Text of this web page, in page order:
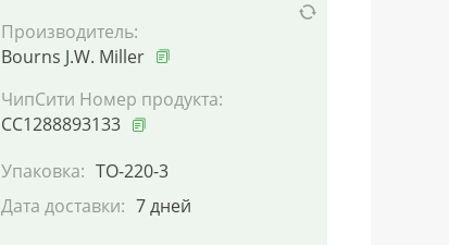
Производитель:
Bourns J.W. Miller
ЧипСити Номер продукта:
CC1288893133
Упаковка: TO-220-3
Дата доставки: 7 дней